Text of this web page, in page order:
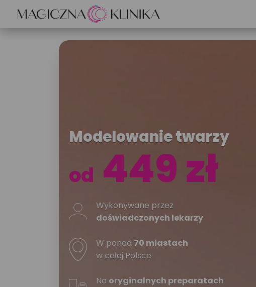
Opis zabiegu
Modelowanie twarzy
od 449 zł
Wykonywane przez
doświadczonych lekarzy
W ponad 70 miastach
w całej Polsce
Na oryginalnych preparatach